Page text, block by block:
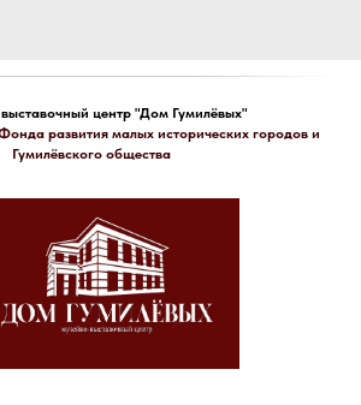
центр "Дом Гумилёвых"
развития малых исторических городов и
Гумилёвского общества